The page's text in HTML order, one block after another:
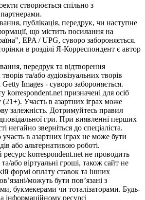
створюється спільно з
публікація, передрук, чи наступне
що містить посилання на
EPA / UPG, суворо забороняється.
в розділі Я-Корреспондент є автор
передрук та відтворення
та/або аудіовізуальних творів
Images - суворо забороняється.
korrespondent.net призначені для осіб
Участь в азартних іграх може
залежність. Дотримуйтесь правил
гри. При виявленні перших
негайно зверніться до спеціаліста.
в азартних іграх не може бути
або альтернативою роботі.
korrespondent.net не проводить
та/або віртуальні гроші, також сайт не
формі оплату ставок та інших
можуть бути пов’язані з
букмекерами чи тоталізаторами. Будь-
інформаційному ресурсі